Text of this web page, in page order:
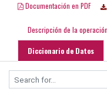
Documentación en PDF
Descripción de la
Diccionario de Datos